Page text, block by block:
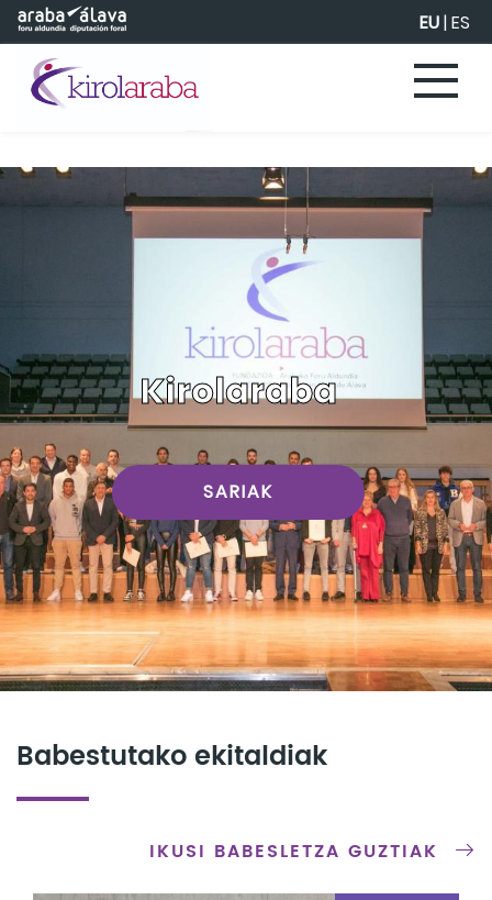
Eduki nagusira joan EU|ES
Kirolaraba
SARIAK
Babestutako ekitaldiak
IKUSI BABESLETZA GUZTIAK